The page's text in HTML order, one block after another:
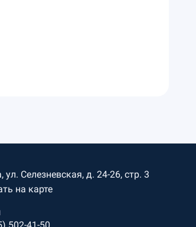
ул. Селезневская, д. 24-26, стр. 3
на карте